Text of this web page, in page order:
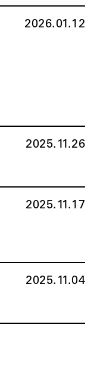
2026.01.12
2025.11.26
2025.11.17
2025.11.04